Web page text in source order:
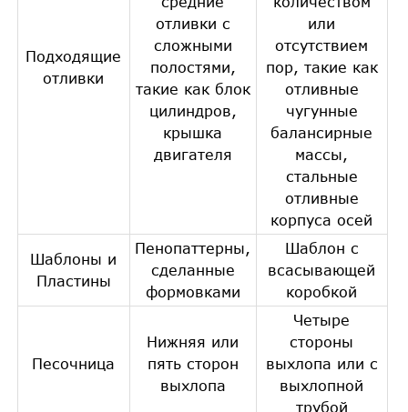
Подходящие
отливки
отливки с
сложными
полостями,
такие как блок
цилиндров,
крышка
двигателя
или
отсутствием
пор, такие как
отливные
чугунные
балансирные
массы,
стальные
отливные
корпуса осей
Шаблоны и
Пластины
Пенопаттерны,
сделанные
формовками
Шаблон с
всасывающей
коробкой
Песочница
Нижняя или
пять сторон
выхлопа
Четыре
стороны
выхлопа или с
выхлопной
трубой